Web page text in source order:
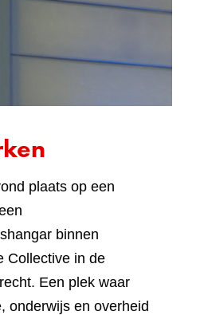
plaats op een
binnen
Collective in de
Een plek waar
onderwijs en overheid